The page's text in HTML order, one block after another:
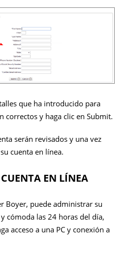
que ha introducido para
correctos y haga clic en Submit.
serán revisados ​​y una vez
cuenta en línea.
EN LÍNEA
Boyer, puede administrar su
cómoda las 24 horas del día,
acceso a una PC y conexión a